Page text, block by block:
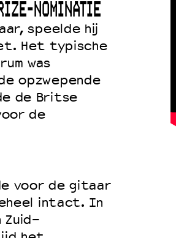
NOMINATIE
speelde hij
Het typische
was
opzwepende
de Britse
de
voor de gitaar
intact. In
Zuid-